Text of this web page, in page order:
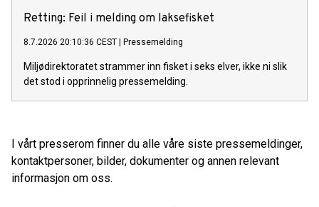
Retting: Feil i melding om laksefisket
8.7.2026 20:10:36 CEST | Pressemelding
Miljødirektoratet strammer inn fisket i seks elver, ikke ni slik
det stod i opprinnelig pressemelding.
I vårt presserom finner du alle våre siste pressemeldinger,
kontaktpersoner, bilder, dokumenter og annen relevant
informasjon om oss.